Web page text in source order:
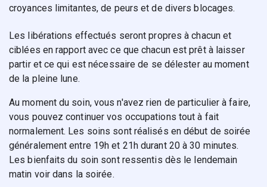
croyances limitantes, de peurs et de divers blocages.
Les libérations effectués seront propres à chacun et
ciblées en rapport avec ce que chacun est prêt à laisser
partir et ce qui est nécessaire de se délester au moment
de la pleine lune.
Au moment du soin, vous n'avez rien de particulier à faire,
vous pouvez continuer vos occupations tout à fait
normalement. Les soins sont réalisés en début de soirée
généralement entre 19h et 21h durant 20 à 30 minutes.
Les bienfaits du soin sont ressentis dès le lendemain
matin voir dans la soirée.